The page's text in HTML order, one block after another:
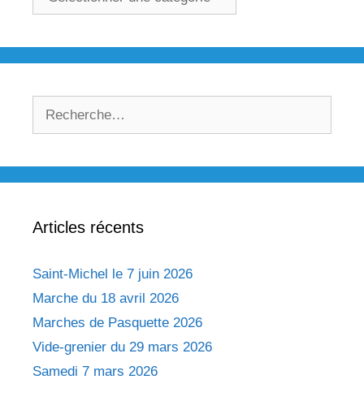
Articles récents
Saint-Michel le 7 juin 2026
Marche du 18 avril 2026
Marches de Pasquette 2026
Vide-grenier du 29 mars 2026
Samedi 7 mars 2026